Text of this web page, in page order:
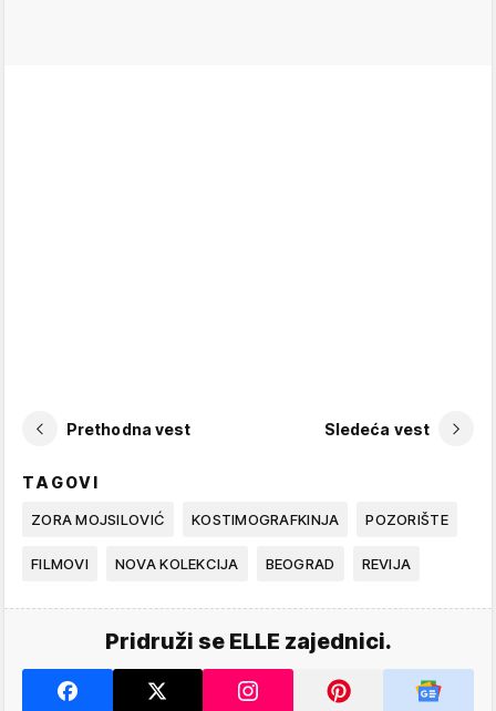
Prethodna vest Sledeća vest
TAGOVI
ZORA MOJSILOVIĆ KOSTIMOGRAFKINJA POZORIŠTE
FILMOVI NOVA KOLEKCIJA BEOGRAD REVIJA
Pridruži se ELLE zajednici.